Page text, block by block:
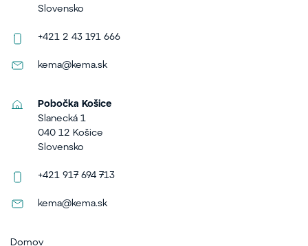
Slovensko
+421 2 43 191 666
kema@kema.sk
Pobočka Košice
Slanecká 1
040 12 Košice
Slovensko
+421 917 694 713
kema@kema.sk
Domov